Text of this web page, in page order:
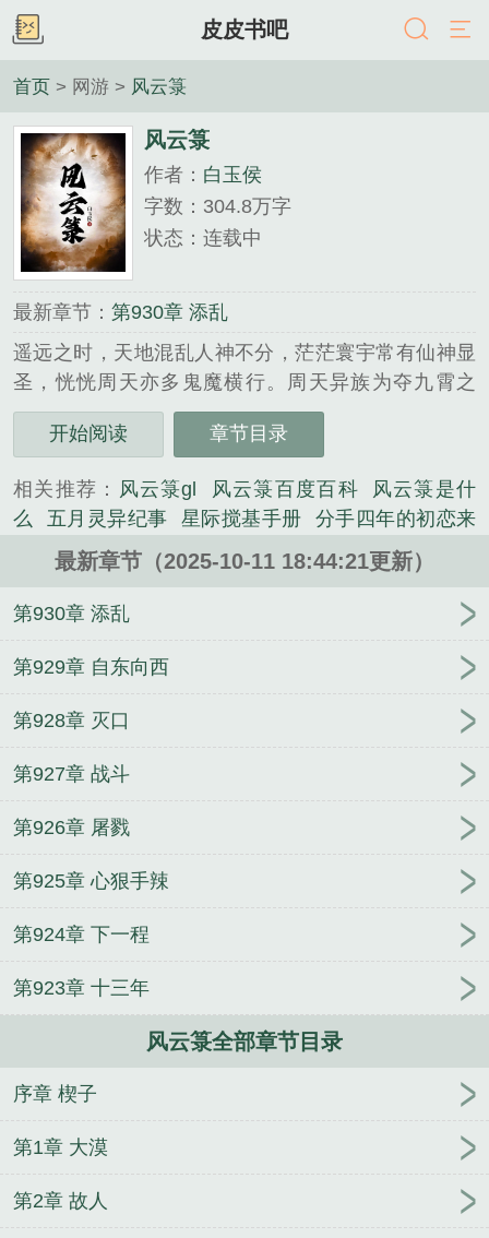
皮皮书吧
首页 > 网游 > 风云箓
风云箓
作者： 白玉侯
字数：304.8万字
状态：连载中
最新章节： 第930章 添乱
遥远之时，天地混乱人神不分，茫茫寰宇常有仙神显
圣，恍恍周天亦多鬼魔横行。周天异族为夺九霄之
耀，彼此纷战不休，祸乱终致天地崩塌乾坤破碎，惹
得上苍震怒天罚降世，诸般神魔寂灭，仅寥寥血脉者
更替，世与人族当兴，奈何远古遗脉祸乱苍穹，无妄
灾劫鬼神莫测。感天地浩然，终有大毅力、大智......
《风云箓》是白玉侯精心创作的网游类小说。
开始阅读 章节目录
相关推荐： 风云箓gl 风云箓百度百科
风云箓是什
么
五月灵异纪事 星际搅基手册
分手四年的初恋来
我店里买蛋糕
学弟神马的最讨厌了！ 踏破仙尘
假戏真做的正确方法
女神我要给你捡肥皂 黑历史神
马的最讨厌了！
勾搭
棺
全世界都在刷让我们在一起
脑残粉神马的最讨厌
圈养炸毛受的正确方法
圈养天
最新章节（2025-10-11 18:44:21更新）
第930章 添乱
第929章 自东向西
第928章 灭口
第927章 战斗
第926章 屠戮
第925章 心狠手辣
第924章 下一程
第923章 十三年
风云箓全部章节目录
序章 楔子
第1章 大漠
第2章 故人